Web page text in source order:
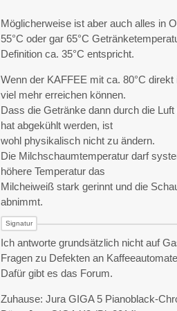
Möglicherweise ist aber auch alles in
55°C oder gar 65°C
Definition ca. 35°C entspricht.
Wenn der KAFFEE mit ca. 80°C
viel mehr erreichen können.
Dass die Getränke dann durch die
hat abgekühlt werden, ist
wohl physikalisch nicht zu ändern.
Die Milchschaumtemperatur darf
höhere Temperatur das
Milcheiweiß stark gerinnt und die
abnimmt.
Ich antworte grundsätzlich nicht auf
Fragen zu Defekten an
Dafür gibt es das Forum.
Zuhause: Jura GIGA 5 Pianoblack-